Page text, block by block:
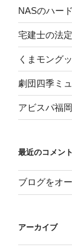
NASのハー
宅建士の法
くまモング
劇団四季ミ
アビスパ福
最近のコメント
ブログをオ
アーカイブ